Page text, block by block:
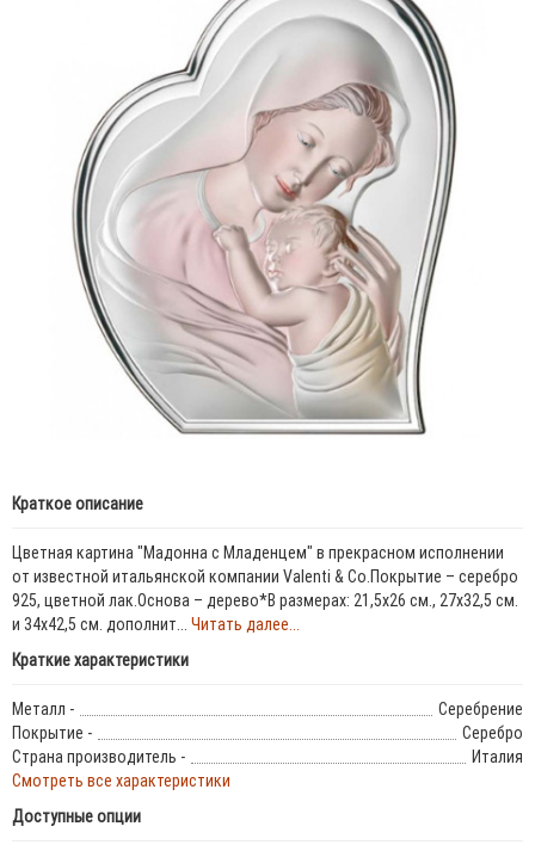
Краткое описание
Цветная картина "Мадонна с Младенцем" в прекрасном исполнении
от известной итальянской компании Valenti & Co.Покрытие – серебро
925, цветной лак.Основа – дерево*В размерах: 21,5x26 см., 27x32,5 см.
и 34x42,5 см. дополнит... Читать далее...
Краткие характеристики
Металл -
Серебрение
Покрытие -
Серебро
Страна производитель -
Италия
Смотреть все характеристики
Доступные опции